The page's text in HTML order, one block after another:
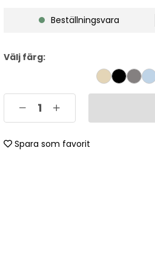
Beställningsvara
Välj färg:
Spara som favorit